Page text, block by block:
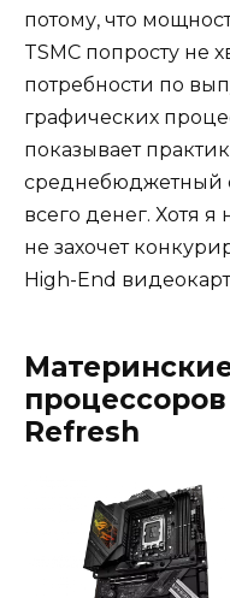
потому, что
TSMC попросту не
потребности по
графических
показывает
среднебюджетный
всего денег. Хотя я
не захочет
High-End
Refresh